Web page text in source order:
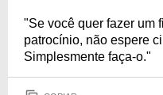
"Se você quer fazer um
patrocínio, não espere
Simplesmente faça-o."